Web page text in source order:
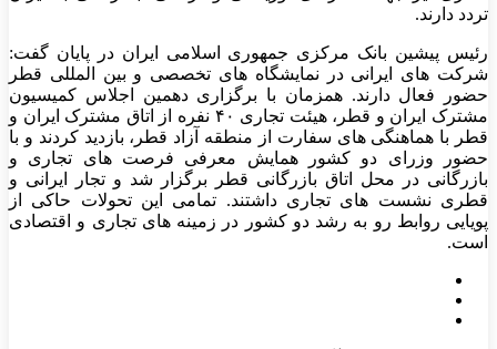
تردد دارند.
رئیس پیشین بانک مرکزی جمهوری اسلامی ایران در پایان گفت:
شرکت های ایرانی در نمایشگاه های تخصصی و بین المللی قطر
حضور فعال دارند. همزمان با برگزاری دهمین اجلاس کمیسیون
مشترک ایران و قطر، هیئت تجاری ۴۰ نفره از اتاق مشترک ایران و
قطر با هماهنگی های سفارت از منطقه آزاد قطر، بازدید کردند و با
حضور وزرای دو کشور همایش معرفی فرصت های تجاری و
بازرگانی در محل اتاق بازرگانی قطر برگزار شد و تجار ایرانی و
قطری نشست های تجاری داشتند. تمامی این تحولات حاکی از
پویایی روابط رو به رشد دو کشور در زمینه های تجاری و اقتصادی
است.